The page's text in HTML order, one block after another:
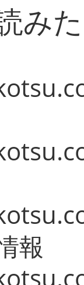
み
報